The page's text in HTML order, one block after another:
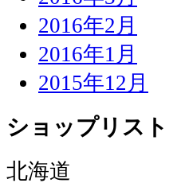
2016年2月
2016年1月
2015年12月
ショップリスト
北海道